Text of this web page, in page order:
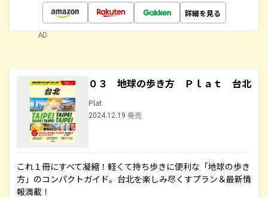
詳細を見る
AD
０３ 地球の歩き方 Ｐｌａｔ 台北
Plat
2024.12.19 発売
これ１冊にすべて凝縮！軽くて持ち歩きに便利な「地球の歩き
方」のコンパクトガイド。台北を楽しみ尽くすプラン＆最新情
報満載！